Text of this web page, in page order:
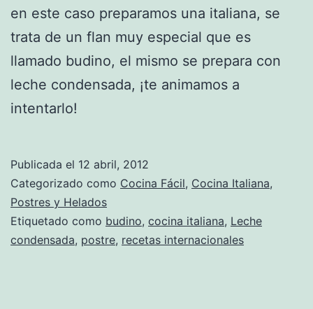
en este caso preparamos una italiana, se
trata de un flan muy especial que es
llamado budino, el mismo se prepara con
leche condensada, ¡te animamos a
intentarlo!
Publicada el 12 abril, 2012
Categorizado como Cocina Fácil, Cocina Italiana,
Postres y Helados
Etiquetado como budino, cocina italiana, Leche
condensada, postre, recetas internacionales